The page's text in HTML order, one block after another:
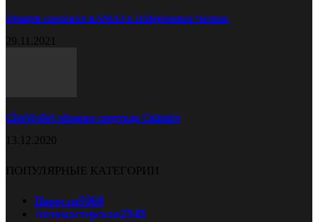
Прицеп самосвал КАМАЗ в Набережных Челнах
29.11.2021
Chevrolet обновил спорткар Camaro
13.12.2020
ПОПУЛЯРНЫЕ КАТЕГОРИИ
Новости5068
Автомастерская2343